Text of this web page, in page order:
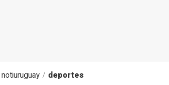
notiuruguay / deportes